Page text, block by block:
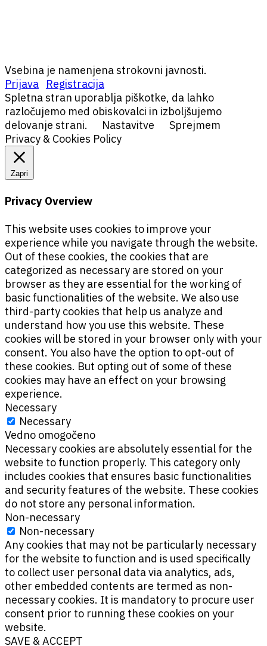
Vsebina je namenjena strokovni javnosti.
Prijava
Registracija
Spletna stran uporablja piškotke, da lahko
razločujemo med obiskovalci in izboljšujemo
delovanje strani.
Nastavitve
Sprejmem
Privacy & Cookies Policy
Zapri
Privacy Overview
This website uses cookies to improve your
experience while you navigate through the website.
Out of these cookies, the cookies that are
categorized as necessary are stored on your
browser as they are essential for the working of
basic functionalities of the website. We also use
third-party cookies that help us analyze and
understand how you use this website. These
cookies will be stored in your browser only with your
consent. You also have the option to opt-out of
these cookies. But opting out of some of these
cookies may have an effect on your browsing
experience.
Necessary
Necessary
Vedno omogočeno
Necessary cookies are absolutely essential for the
website to function properly. This category only
includes cookies that ensures basic functionalities
and security features of the website. These cookies
do not store any personal information.
Non-necessary
Non-necessary
Any cookies that may not be particularly necessary
for the website to function and is used specifically
to collect user personal data via analytics, ads,
other embedded contents are termed as non-
necessary cookies. It is mandatory to procure user
consent prior to running these cookies on your
website.
SAVE & ACCEPT